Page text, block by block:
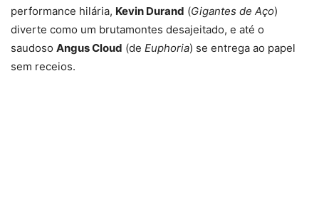
performance hilária, Kevin Durand (Gigantes de Aço)
diverte como um brutamontes desajeitado, e até o
saudoso Angus Cloud (de Euphoria) se entrega ao papel
sem receios.